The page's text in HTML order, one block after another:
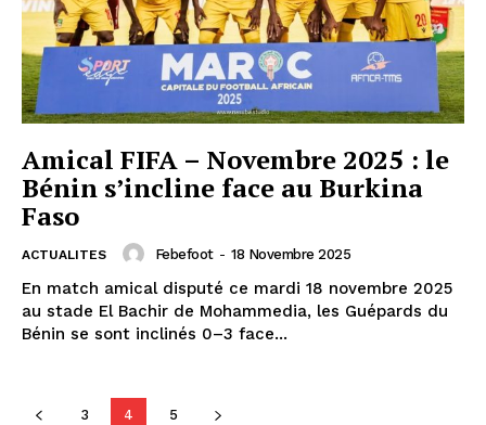
Amical FIFA – Novembre 2025 : le
Bénin s’incline face au Burkina
Faso
ACTUALITES Febefoot - 18 Novembre 2025
En match amical disputé ce mardi 18 novembre 2025
au stade El Bachir de Mohammedia, les Guépards du
Bénin se sont inclinés 0–3 face...
3 4 5